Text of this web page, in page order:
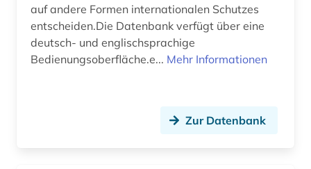
auf andere Formen internationalen Schutzes
entscheiden.Die Datenbank verfügt über eine
deutsch- und englischsprachige
Bedienungsoberfläche.e... Mehr Informationen
Zur Datenbank